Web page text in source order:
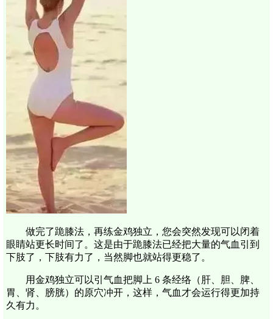
做完了跪膝法，再练金鸡独立，您会突然发现可以闭着
眼睛站更长时间了。这是由于跪膝法已经把大量的气血引到
下肢了，下肢有力了，当然脚也就站得更稳了。
用金鸡独立可以引气血把脚上 6 条经络（肝、胆、脾、
胃、肾、膀胱）的原穴冲开，这样，气血才会运行得更加持
久有力。